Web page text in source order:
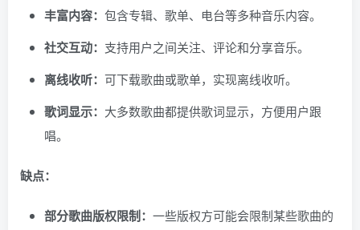
丰富内容： 包含专辑、歌单、电台等多种音乐内容。
社交互动： 支持用户之间关注、评论和分享音乐。
离线收听： 可下载歌曲或歌单，实现离线收听。
歌词显示： 大多数歌曲都提供歌词显示，方便用户跟
唱。
缺点：
部分歌曲版权限制： 一些版权方可能会限制某些歌曲的